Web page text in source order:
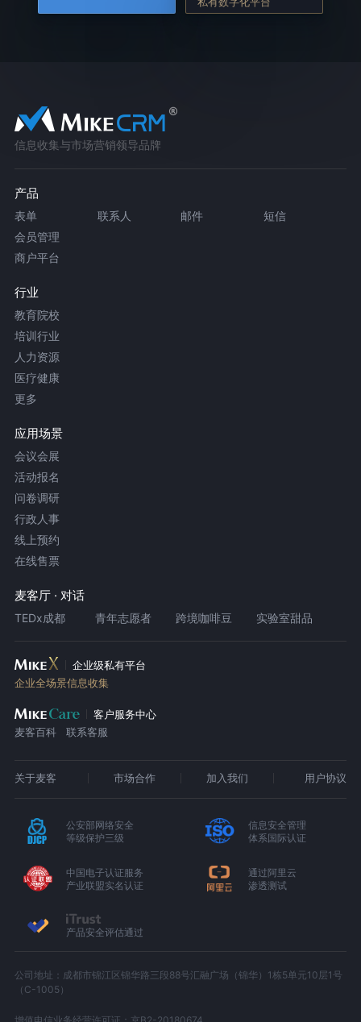
信息收集与市场营销领导品牌
产品
表单 联系人 邮件
短信
会员管理
商户平台
行业
教育院校
培训行业
人力资源
医疗健康
更多
应用场景
会议会展
活动报名
问卷调研
行政人事
线上预约
在线售票
麦客厅 · 对话
TEDx成都 青年志愿者 跨境咖啡豆 实验室甜品
企业级私有平台
企业全场景信息收集
客户服务中心
麦客百科
联系客服
关于麦客 市场合作 加入我们 用户协议
公安部网络安全
等级保护三级
信息安全管理
体系国际认证
中国电子认证服务
产业联盟实名认证
通过阿里云
渗透测试
产品安全评估通过
公司地址：成都市锦江区锦华路三段88号汇融广场（锦华）1栋5单元10层1号
（C-1005）